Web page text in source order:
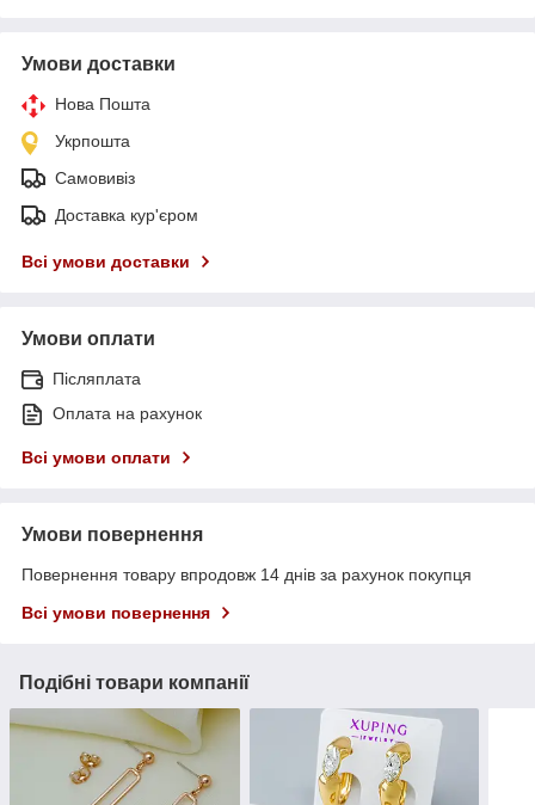
Умови доставки
Нова Пошта
Укрпошта
Самовивіз
Доставка кур'єром
Всі умови доставки
Умови оплати
Післяплата
Оплата на рахунок
Всі умови оплати
Умови повернення
Повернення товару впродовж 14 днів за рахунок покупця
Всі умови повернення
Подібні товари компанії